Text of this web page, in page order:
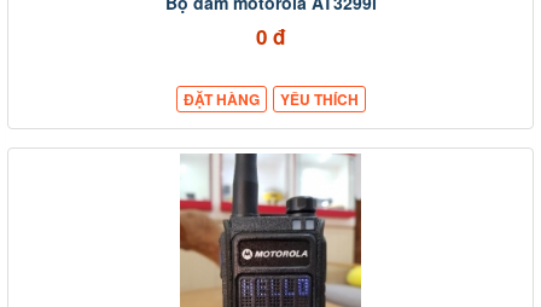
0 đ
ĐẶT HÀNG YÊU THÍCH